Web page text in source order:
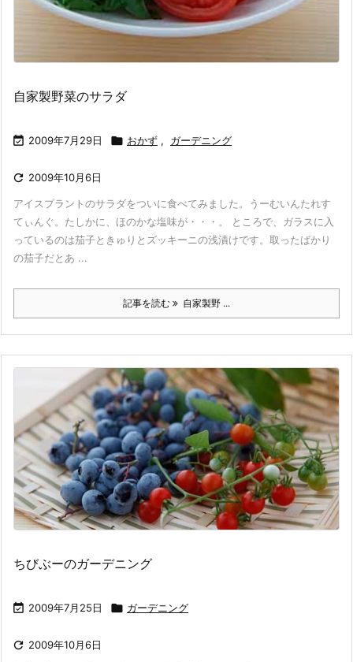
自家製野菜のサラダ
 2009年7月29日  おかず , ガーデニング
 2009年10月6日
アイスプラントのサラダをついに食べてみました。うーむいんたれす
てぃんぐ。たしかに、ほのかな塩味が・・・。 ところで、ガラスに入
っているのは茄子ときゅりとズッキーニの浅漬けです。取ったばかり
の茄子だとあ ...
記事を読む 自家製野 ...
ちびぶーのガーデニング
 2009年7月25日  ガーデニング
 2009年10月6日